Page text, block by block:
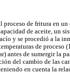
proceso de fritura en
de aceite, un
y se procedió a la
de proceso
antes de sumergir la
del cambio de las
en cuenta la